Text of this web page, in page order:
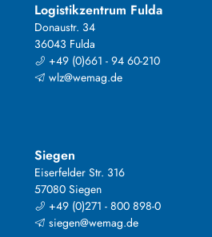
Logistikzentrum Fulda
Donaustr. 34
36043 Fulda
+49 (0)661 - 94 60-210
wlz@wemag.de
Siegen
Eiserfelder Str. 316
57080 Siegen
+49 (0)271 - 800 898-0
siegen@wemag.de